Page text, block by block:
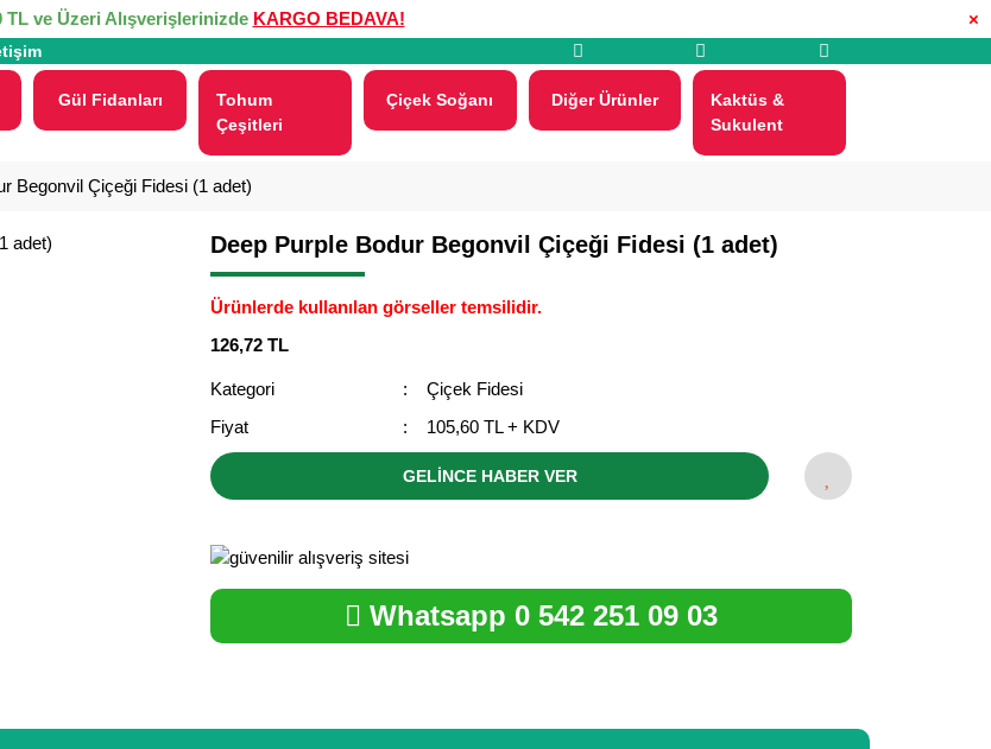
×
TL ve Üzeri Alışverişlerinizde KARGO BEDAVA!
Gül Fidanları
Tohum
Çeşitleri
Çiçek Soğanı Diğer Ürünler
Kaktüs &
Sukulent
Begonvil Çiçeği Fidesi (1 adet)
Deep Purple Bodur Begonvil Çiçeği Fidesi (1 adet)
Ürünlerde kullanılan görseller temsilidir.
126,72 TL
Kategori
Çiçek Fidesi
Fiyat
105,60 TL + KDV
GELİNCE HABER VER
Whatsapp 0 542 251 09 03